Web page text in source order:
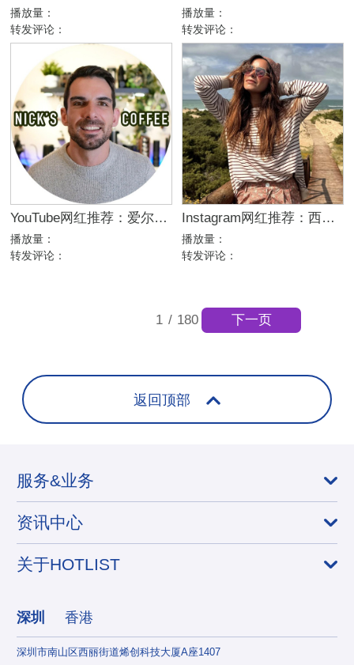
播放量：
转发评论：
播放量：
转发评论：
YouTube网红推荐：爱尔兰咖啡设备测评博主
播放量：
转发评论：
Instagram网红推荐：西班牙母婴亲子家庭博主，出海品牌合作推荐
播放量：
转发评论：
1 / 180 下一页
返回顶部
服务&业务
资讯中心
关于HOTLIST
深圳 香港
深圳市南山区西丽街道烯创科技大厦A座1407